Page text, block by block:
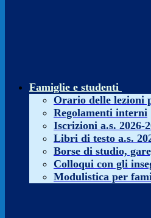
Famiglie e studenti
Orario delle lezioni
Regolamenti interni
Iscrizioni a.s. 2026-
Libri di testo a.s.
Borse di studio,
Colloqui con gli
Modulistica per